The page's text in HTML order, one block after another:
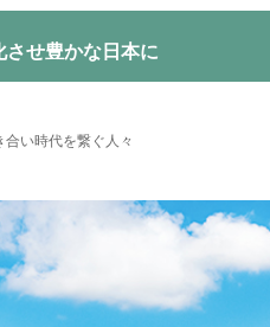
させ豊かな日本に
い時代を繋ぐ人々